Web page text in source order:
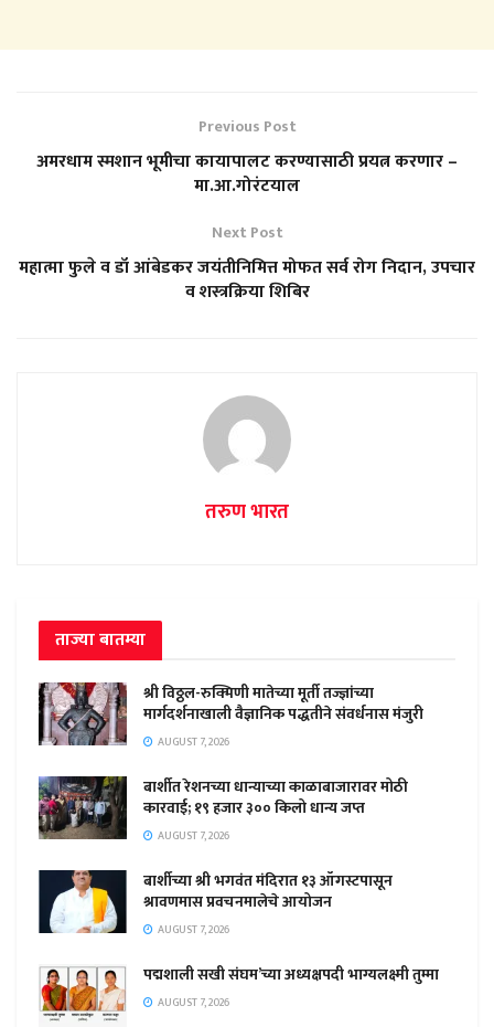
Previous Post
अमरधाम स्मशान भूमीचा कायापालट करण्यासाठी प्रयत्न करणार –
मा.आ.गोरंटयाल
Next Post
महात्मा फुले व डॉ आंबेडकर जयंतीनिमित्त मोफत सर्व रोग निदान, उपचार
व शस्त्रक्रिया शिबिर
तरुण भारत
ताज्या बातम्या
श्री विठ्ठल-रुक्मिणी मातेच्या मूर्ती तज्ज्ञांच्या
मार्गदर्शनाखाली वैज्ञानिक पद्धतीने संवर्धनास मंजुरी
AUGUST 7, 2026
बार्शीत रेशनच्या धान्याच्या काळाबाजारावर मोठी
कारवाई; १९ हजार ३०० किलो धान्य जप्त
AUGUST 7, 2026
बार्शीच्या श्री भगवंत मंदिरात १३ ऑगस्टपासून
श्रावणमास प्रवचनमालेचे आयोजन
AUGUST 7, 2026
पद्मशाली सखी संघम’च्या अध्यक्षपदी भाग्यलक्ष्मी तुम्मा
AUGUST 7, 2026